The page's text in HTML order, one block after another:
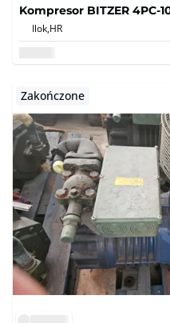
Kompresor BITZER 4PC-
Ilok,HR
Zakończone